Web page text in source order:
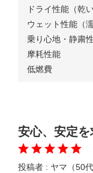
ドライ性能（乾
ウェット性能（
乗り心地・静粛性
摩耗性能
低燃費
安心、安定
投稿者 : ヤマ（50代